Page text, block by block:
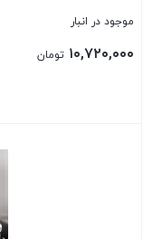
موجود در انبار
۱۰,۷۲۰,۰۰۰ تومان